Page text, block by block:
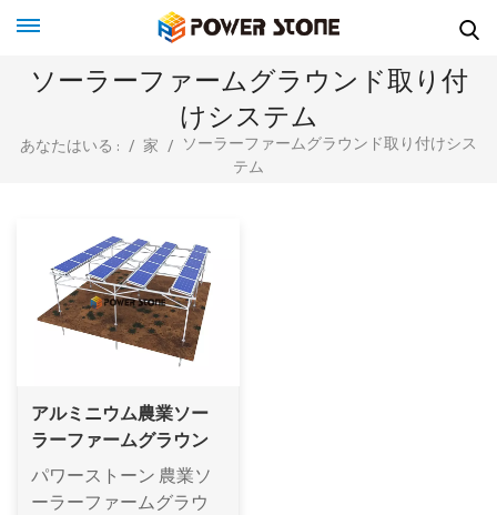
ソーラーファームグラウンド取り付
けシステム
あなたはいる : / 家 / ソーラーファームグラウンド取り付けシス
テム
アルミニウム農業ソー
ラーファームグラウン
ド取り付けシステム
パワーストーン 農業ソ
ーラーファームグラウ